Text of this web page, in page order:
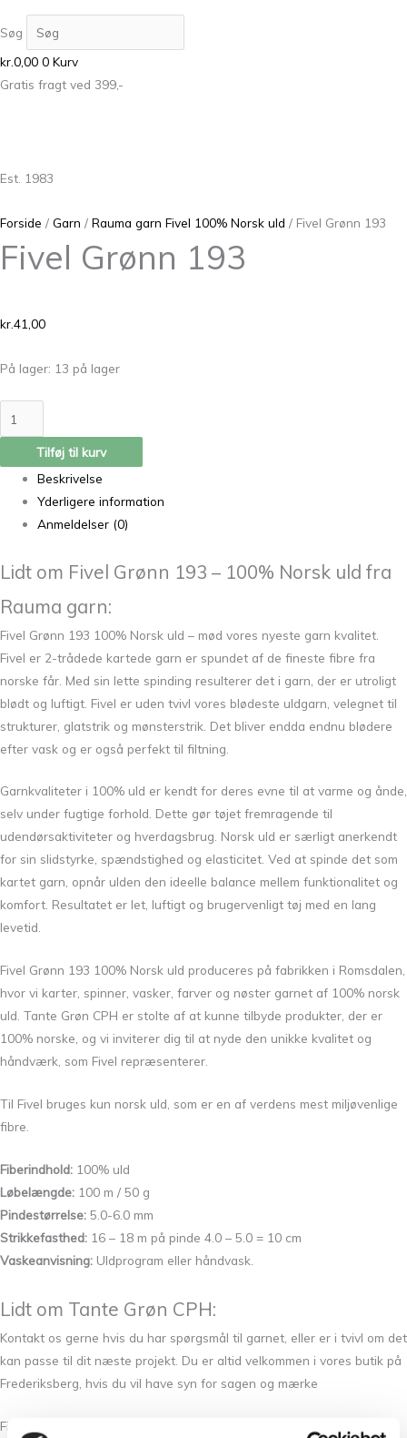
Søg
kr.0,00 0 Kurv
Gratis fragt ved 399,-
Est. 1983
Forside / Garn / Rauma garn Fivel 100% Norsk uld / Fivel Grønn 193
Fivel Grønn 193
kr.41,00
På lager: 13 på lager
Tilføj til kurv
Beskrivelse
Yderligere information
Anmeldelser (0)
Lidt om Fivel Grønn 193 – 100% Norsk uld fra
Rauma garn:
Fivel Grønn 193 100% Norsk uld – mød vores nyeste garn kvalitet.
Fivel er 2-trådede kartede garn er spundet af de fineste fibre fra
norske får. Med sin lette spinding resulterer det i garn, der er utroligt
blødt og luftigt. Fivel er uden tvivl vores blødeste uldgarn, velegnet til
strukturer, glatstrik og mønsterstrik. Det bliver endda endnu blødere
efter vask og er også perfekt til filtning.
Garnkvaliteter i 100% uld er kendt for deres evne til at varme og ånde,
selv under fugtige forhold. Dette gør tøjet fremragende til
udendørsaktiviteter og hverdagsbrug. Norsk uld er særligt anerkendt
for sin slidstyrke, spændstighed og elasticitet. Ved at spinde det som
kartet garn, opnår ulden den ideelle balance mellem funktionalitet og
komfort. Resultatet er let, luftigt og brugervenligt tøj med en lang
levetid.
Fivel Grønn 193 100% Norsk uld produceres på fabrikken i Romsdalen,
hvor vi karter, spinner, vasker, farver og nøster garnet af 100% norsk
uld. Tante Grøn CPH er stolte af at kunne tilbyde produkter, der er
100% norske, og vi inviterer dig til at nyde den unikke kvalitet og
håndværk, som Fivel repræsenterer.
Til Fivel bruges kun norsk uld, som er en af verdens mest miljøvenlige
fibre.
Fiberindhold: 100% uld
Løbelængde: 100 m / 50 g
Pindestørrelse: 5.0-6.0 mm
Strikkefasthed: 16 – 18 m på pinde 4.0 – 5.0 = 10 cm
Vaskeanvisning: Uldprogram eller håndvask.
Lidt om Tante Grøn CPH:
Kontakt os gerne hvis du har spørgsmål til garnet, eller er i tvivl om det
kan passe til dit næste projekt. Du er altid velkommen i vores butik på
Frederiksberg, hvis du vil have syn for sagen og mærke
Fivel 100% Norsk uld mellem fingrene. Vi står klar med et smil og